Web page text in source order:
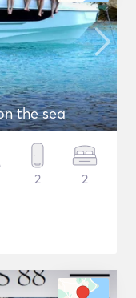
the sea
2 2